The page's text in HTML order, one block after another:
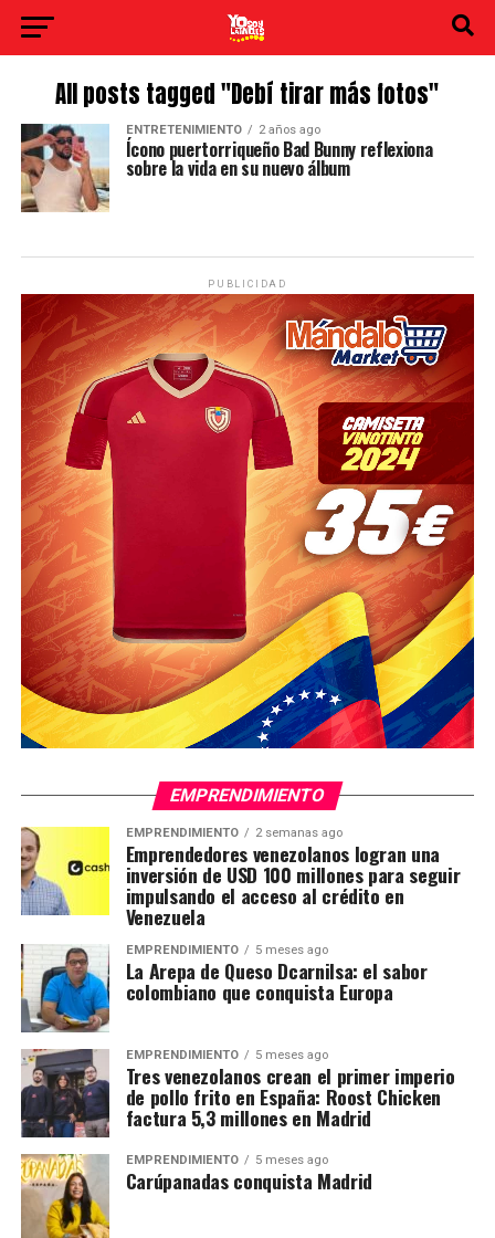
All posts tagged "Debí tirar más fotos"
ENTRETENIMIENTO 2 años ago
Ícono puertorriqueño Bad Bunny reflexiona
sobre la vida en su nuevo álbum
PUBLICIDAD
EMPRENDIMIENTO
EMPRENDIMIENTO 2 semanas ago
Emprendedores venezolanos logran una
inversión de USD 100 millones para seguir
impulsando el acceso al crédito en
Venezuela
EMPRENDIMIENTO 5 meses ago
La Arepa de Queso Dcarnilsa: el sabor
colombiano que conquista Europa
EMPRENDIMIENTO 5 meses ago
Tres venezolanos crean el primer imperio
de pollo frito en España: Roost Chicken
factura 5,3 millones en Madrid
EMPRENDIMIENTO 5 meses ago
Carúpanadas conquista Madrid